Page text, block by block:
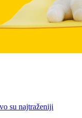
su najtraženiji